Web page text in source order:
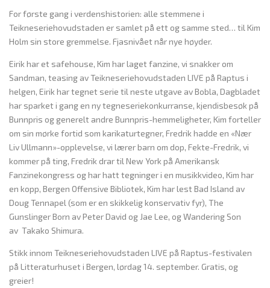
For første gang i verdenshistorien: alle stemmene i
Teikneseriehovudstaden er samlet på ett og samme sted… til Kim
Holm sin store gremmelse. Fjasnivået når nye høyder.
Eirik har et safehouse, Kim har laget fanzine, vi snakker om
Sandman, teasing av Teikneseriehovudstaden LIVE på Raptus i
helgen, Eirik har tegnet serie til neste utgave av Bobla, Dagbladet
har sparket i gang en ny tegneseriekonkurranse, kjendisbesøk på
Bunnpris og generelt andre Bunnpris-hemmeligheter, Kim forteller
om sin mørke fortid som karikaturtegner, Fredrik hadde en «Nær
Liv Ullmann»-opplevelse, vi lærer barn om dop, Fekte-Fredrik, vi
kommer på ting, Fredrik drar til New York på Amerikansk
Fanzinekongress og har hatt tegninger i en musikkvideo, Kim har
en kopp, Bergen Offensive Bibliotek, Kim har lest Bad Island av
Doug Tennapel (som er en skikkelig konservativ fyr), The
Gunslinger Born av Peter David og Jae Lee, og Wandering Son
av Takako Shimura.
Stikk innom Teikneseriehovudstaden LIVE på Raptus-festivalen
på Litteraturhuset i Bergen, lørdag 14. september. Gratis, og
greier!